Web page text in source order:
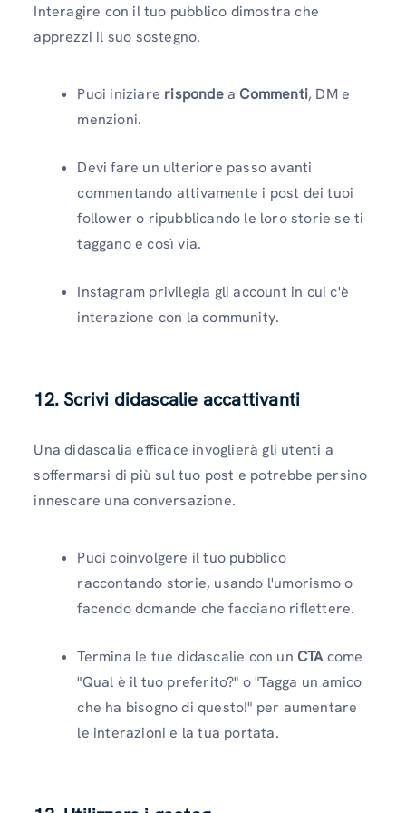
Interagire con il tuo pubblico dimostra che
apprezzi il suo sostegno.
Puoi iniziare rispondeaCommenti, DM e
menzioni.
Devi fare un ulteriore passo avanti
commentando attivamente i post dei tuoi
follower o ripubblicando le loro storie se ti
taggano e così via.
Instagram privilegia gli account in cui c'è
interazione con la community.
12. Scrivi didascalie accattivanti
Una didascalia efficace invoglierà gli utenti a
soffermarsi di più sul tuo post e potrebbe persino
innescare una conversazione.
Puoi coinvolgere il tuo pubblico
raccontando storie, usando l'umorismo o
facendo domande che facciano riflettere.
Termina le tue didascalie con un CTAcome
"Qual è il tuo preferito?" o "Tagga un amico
che ha bisogno di questo!" per aumentare
le interazioni e la tua portata.